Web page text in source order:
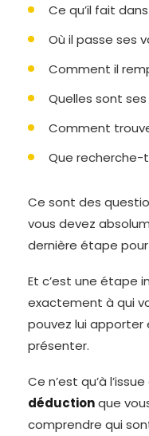
Ce qu’il fait
Où il passe ses
Comment il
Quelles sont ses
Comment
Que recherche-
Ce sont des
vous devez
dernière étape
Et c’est une étape
exactement à qui
pouvez lui apporter
présenter.
Ce n’est qu’à
déductionque
comprendre qui